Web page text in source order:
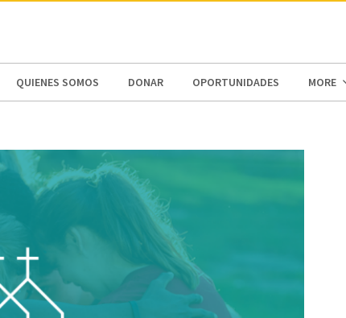
QUIENES SOMOS DONAR OPORTUNIDADES MORE